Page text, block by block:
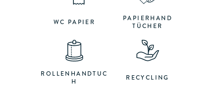
WC PAPIER
PAPIERHAND
TÜCHER
ROLLENHANDTUC
H
RECYCLING